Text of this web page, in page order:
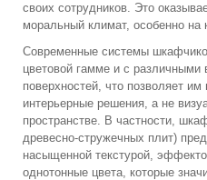
своих сотрудников. Это
моральный климат, особенно на
Современные системы
цветовой гамме и с различными
поверхностей, что позволяет
интерьерные решения, а не
пространстве. В частности,
древесно-стружечных плит)
насыщенной текстурой,
однотонные цвета, которые